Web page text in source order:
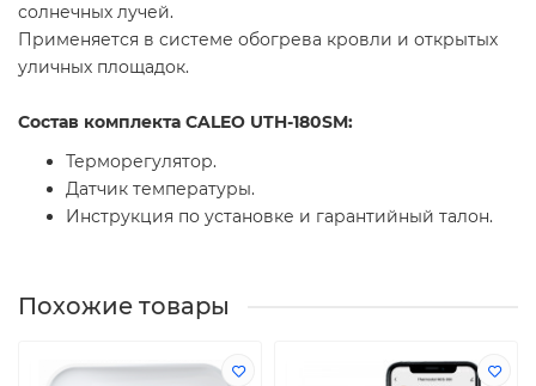
солнечных лучей.
Применяется в системе обогрева кровли и открытых
уличных площадок.
Состав комплекта CALEO UTH-180SM:
Терморегулятор.
Датчик температуры.
Инструкция по установке и гарантийный талон.
Похожие товары